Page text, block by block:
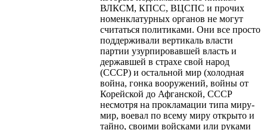
ВЛКСМ, КПСС, ВЦСПС и прочих
номенклатурных органов не могут
считаться политиками. Они все просто
поддерживали вертикаль власти
партии узурпировавшей власть и
державшей в страхе свой народ
(СССР) и остальной мир (холодная
война, гонка вооружений, войны от
Корейской до Афганской, СССР
несмотря на прокламации типа миру-
мир, воевал по всему миру открыто и
тайно, своими войсками или руками